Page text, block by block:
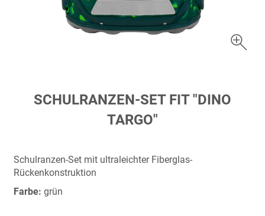
AnfangSCHULRANZEN-SET FIT "DINO
TARGO"
Schulranzen-Set mit ultraleichter Fiberglas-
Rückenkonstruktion
Farbe: grün